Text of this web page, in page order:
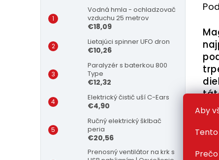
Aby
Vodná hmla - ochladzovač
vzduchu 25 metrov
€18,09
Lietajúci spinner UFO dron
€10,26
Paralyzér s baterkou 800
Type
€12,32
Elektrický čistič uší C-Ears
€4,90
Ručný elektrický šklbač
peria
€20,56
Prenosný ventilátor na krk s